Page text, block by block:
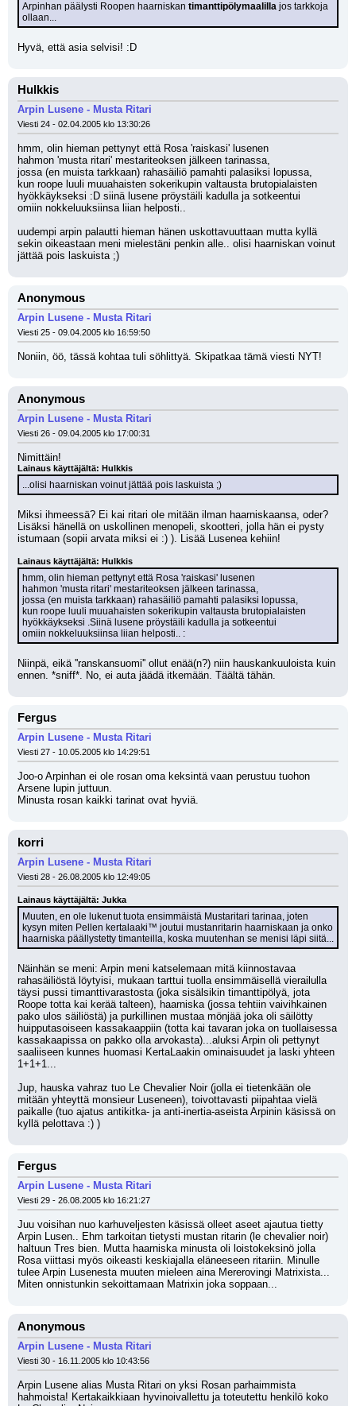
Arpinhan päälysti Roopen haarniskan timanttipölymaalilla jos tarkkoja
ollaan...
Hyvä, että asia selvisi! :D
Hulkkis
Arpin Lusene - Musta Ritari
Viesti 24 - 02.04.2005 klo 13:30:26
hmm, olin hieman pettynyt että Rosa 'raiskasi' lusenen
hahmon 'musta ritari' mestariteoksen jälkeen tarinassa,
jossa (en muista tarkkaan) rahasäiliö pamahti palasiksi lopussa,
kun roope luuli muuahaisten sokerikupin valtausta brutopialaisten
hyökkäykseksi :D siinä lusene pröystäili kadulla ja sotkeentui
omiin nokkeluuksiinsa liian helposti..
uudempi arpin palautti hieman hänen uskottavuuttaan mutta kyllä
sekin oikeastaan meni mielestäni penkin alle.. olisi haarniskan voinut
jättää pois laskuista ;)
Anonymous
Arpin Lusene - Musta Ritari
Viesti 25 - 09.04.2005 klo 16:59:50
Noniin, öö, tässä kohtaa tuli söhlittyä. Skipatkaa tämä viesti NYT!
Anonymous
Arpin Lusene - Musta Ritari
Viesti 26 - 09.04.2005 klo 17:00:31
Nimittäin!
Lainaus käyttäjältä: Hulkkis
...olisi haarniskan voinut jättää pois laskuista ;)
Miksi ihmeessä? Ei kai ritari ole mitään ilman haarniskaansa, oder?
Lisäksi hänellä on uskollinen menopeli, skootteri, jolla hän ei pysty
istumaan (sopii arvata miksi ei :) ). Lisää Lusenea kehiin!
Lainaus käyttäjältä: Hulkkis
hmm, olin hieman pettynyt että Rosa 'raiskasi' lusenen
hahmon 'musta ritari' mestariteoksen jälkeen tarinassa,
jossa (en muista tarkkaan) rahasäiliö pamahti palasiksi lopussa,
kun roope luuli muuahaisten sokerikupin valtausta brutopialaisten
hyökkäykseksi .Siinä lusene pröystäili kadulla ja sotkeentui
omiin nokkeluuksiinsa liian helposti.. :
Niinpä, eikä ''ranskansuomi'' ollut enää(n?) niin hauskankuuloista kuin
ennen. *sniff*. No, ei auta jäädä itkemään. Täältä tähän.
Fergus
Arpin Lusene - Musta Ritari
Viesti 27 - 10.05.2005 klo 14:29:51
Joo-o Arpinhan ei ole rosan oma keksintä vaan perustuu tuohon
Arsene lupin juttuun.
Minusta rosan kaikki tarinat ovat hyviä.
korri
Arpin Lusene - Musta Ritari
Viesti 28 - 26.08.2005 klo 12:49:05
Lainaus käyttäjältä: Jukka
Muuten, en ole lukenut tuota ensimmäistä Mustaritari tarinaa, joten
kysyn miten Pellen kertalaaki™ joutui mustanritarin haarniskaan ja onko
haarniska päällystetty timanteilla, koska muutenhan se menisi läpi siitä...
Näinhän se meni: Arpin meni katselemaan mitä kiinnostavaa
rahasäiliöstä löytyisi, mukaan tarttui tuolla ensimmäisellä vierailulla
täysi pussi timanttivarastosta (joka sisälsikin timanttipölyä, jota
Roope totta kai kerää talteen), haarniska (jossa tehtiin vaivihkainen
pako ulos säiliöstä) ja purkillinen mustaa mönjää joka oli säilötty
huipputasoiseen kassakaappiin (totta kai tavaran joka on tuollaisessa
kassakaapissa on pakko olla arvokasta)...aluksi Arpin oli pettynyt
saaliiseen kunnes huomasi KertaLaakin ominaisuudet ja laski yhteen
1+1+1...
Jup, hauska vahraz tuo Le Chevalier Noir (jolla ei tietenkään ole
mitään yhteyttä monsieur Luseneen), toivottavasti piipahtaa vielä
paikalle (tuo ajatus antikitka- ja anti-inertia-aseista Arpinin käsissä on
kyllä pelottava :) )
Fergus
Arpin Lusene - Musta Ritari
Viesti 29 - 26.08.2005 klo 16:21:27
Juu voisihan nuo karhuveljesten käsissä olleet aseet ajautua tietty
Arpin Lusen.. Ehm tarkoitan tietysti mustan ritarin (le chevalier noir)
haltuun Tres bien. Mutta haarniska minusta oli loistokeksinö jolla
Rosa viittasi myös oikeasti keskiajalla eläneeseen ritariin. Minulle
tulee Arpin Lusenesta muuten mieleen aina Mererovingi Matrixista...
Miten onnistunkin sekoittamaan Matrixin joka soppaan...
Anonymous
Arpin Lusene - Musta Ritari
Viesti 30 - 16.11.2005 klo 10:43:56
Arpin Lusene alias Musta Ritari on yksi Rosan parhaimmista
hahmoista! Kertakaikkiaan hyvinoivallettu ja toteutettu henkilö koko